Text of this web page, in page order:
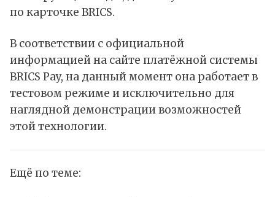
по карточке BRICS.
В соответствии с официальной
информацией на сайте платёжной системы
BRICS Pay, на данный момент она работает в
тестовом режиме и исключительно для
наглядной демонстрации возможностей
этой технологии.
Ещё по теме: